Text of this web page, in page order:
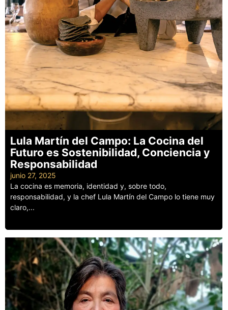
Lula Martín del Campo: La Cocina del
Futuro es Sostenibilidad, Conciencia y
Responsabilidad
junio 27, 2025
La cocina es memoria, identidad y, sobre todo,
responsabilidad, y la chef Lula Martín del Campo lo tiene muy
claro,...